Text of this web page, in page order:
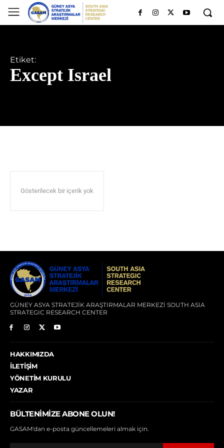
Etiket:
Except Israel
Gösterilecek bir içerik yok
GÜNEY ASYA STRATEJİK ARAŞTIRMALAR MERKEZİ SOUTH ASIA
STRATEGIC RESEARCH CENTER
HAKKIMIZDA
İLETIŞIM
YÖNETIM KURULU
YAZAR
BÜLTENIMIZE ABONE OLUN!
GASAM'dan e-posta güncellemeleri almak için.